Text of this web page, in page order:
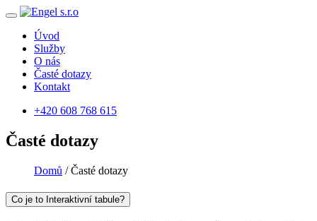
Úvod
Služby
O nás
Časté dotazy
Kontakt
+420 608 768 615
Časté dotazy
Domů /Časté dotazy
Co je to Interaktivní tabule?